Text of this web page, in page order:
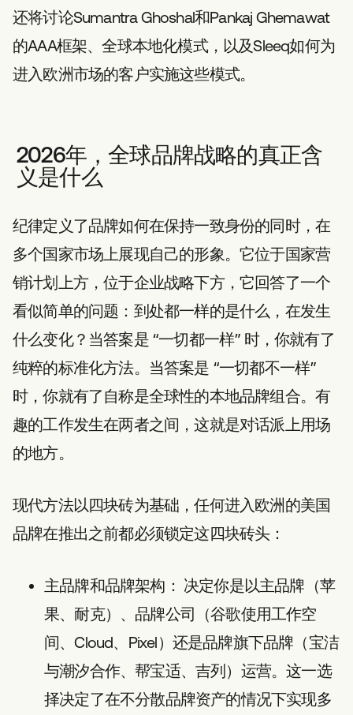
还将讨论Sumantra Ghoshal和Pankaj Ghemawat
的AAA框架、全球本地化模式，以及Sleeq如何为
进入欧洲市场的客户实施这些模式。
2026年，全球品牌战略的真正含
义是什么
纪律定义了品牌如何在保持一致身份的同时，在
多个国家市场上展现自己的形象。它位于国家营
销计划上方，位于企业战略下方，它回答了一个
看似简单的问题：到处都一样的是什么，在发生
什么变化？当答案是 “一切都一样” 时，你就有了
纯粹的标准化方法。当答案是 “一切都不一样”
时，你就有了自称是全球性的本地品牌组合。有
趣的工作发生在两者之间，这就是对话派上用场
的地方。
现代方法以四块砖为基础，任何进入欧洲的美国
品牌在推出之前都必须锁定这四块砖头：
主品牌和品牌架构： 决定你是以主品牌（苹
果、耐克）、品牌公司（谷歌使用工作空
间、Cloud、Pixel）还是品牌旗下品牌（宝洁
与潮汐合作、帮宝适、吉列）运营。这一选
择决定了在不分散品牌资产的情况下实现多